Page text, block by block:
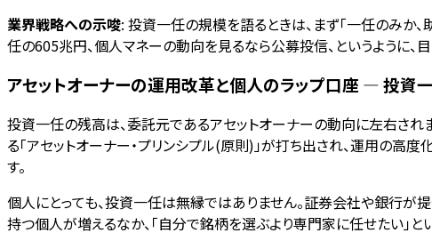
業界戦略への示唆: 投資一任の規模を語るときは、まず「一任のみか
任の605兆円、個人マネーの動向を見るなら公募投信、というように、
アセットオーナーの運用改革と個人のラップ口座 — 投資
投資一任の残高は、委託元であるアセットオーナーの動向に左右さ
る「アセットオーナー・プリンシプル(原則)」が打ち出され、運用の
す。
個人にとっても、投資一任は無縁ではありません。証券会社や銀行が
持つ個人が増えるなか、「自分で銘柄を選ぶより専門家に任せたい」と